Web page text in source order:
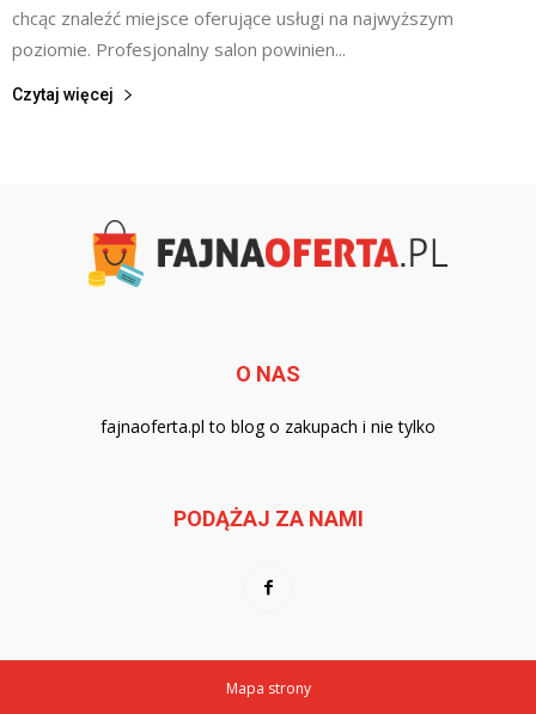
chcąc znaleźć miejsce oferujące usługi na najwyższym
poziomie. Profesjonalny salon powinien...
Czytaj więcej
O NAS
fajnaoferta.pl to blog o zakupach i nie tylko
PODĄŻAJ ZA NAMI
Mapa strony